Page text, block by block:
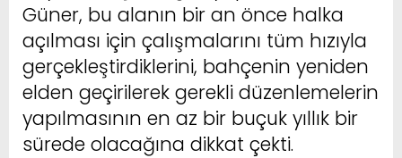
Güner, bu alanın bir an önce halka
açılması için çalışmalarını tüm hızıyla
gerçekleştirdiklerini, bahçenin yeniden
elden geçirilerek gerekli düzenlemelerin
yapılmasının en az bir buçuk yıllık bir
sürede olacağına dikkat çekti.